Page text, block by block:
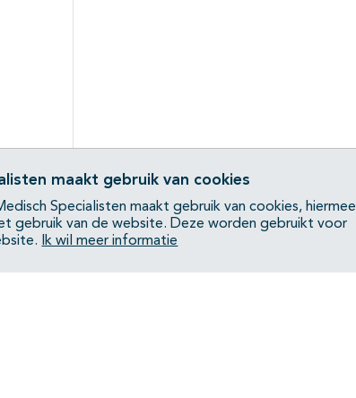
maakt gebruik van cookies
Specialisten maakt gebruik van cookies, hiermee
gebruik van de website. Deze worden gebruikt voor
Ik wil meer informatie